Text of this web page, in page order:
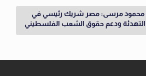
محمود مرسى: مصر شريك رئيسي في
التهدئة ودعم حقوق الشعب الفلسطيني